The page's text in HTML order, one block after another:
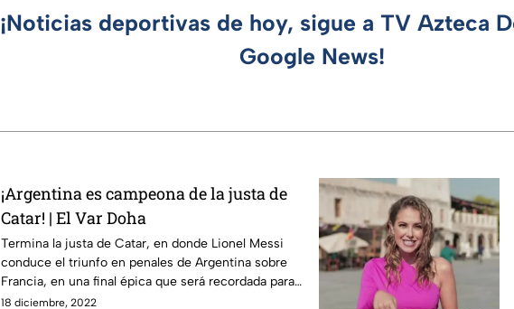
¡Noticias deportivas de hoy, sigue a TV Azteca
Google News!
¡Argentina es campeona de la justa de
Catar! | El Var Doha
Termina la justa de Catar, en donde Lionel Messi
conduce el triunfo en penales de Argentina sobre
Francia, en una final épica que será recordada para
siempre
18 diciembre, 2022